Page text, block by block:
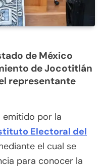
de México
de Jocotitlán
representante
emitido por la
Electoral del
el cual se
para conocer la